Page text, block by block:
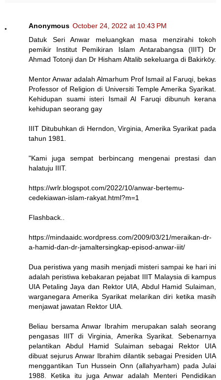
Anonymous October 24, 2022 at 10:43 PM
Datuk Seri Anwar meluangkan masa menzirahi tokoh
pemikir Institut Pemikiran Islam Antarabangsa (IIIT) Dr
Ahmad Totonji dan Dr Hisham Altalib sekeluarga di Bakirköy.
Mentor Anwar adalah Almarhum Prof Ismail al Faruqi, bekas
Professor of Religion di Universiti Temple Amerika Syarikat.
Kehidupan suami isteri Ismail Al Faruqi dibunuh kerana
kehidupan seorang gay
IIIT Ditubuhkan di Herndon, Virginia, Amerika Syarikat pada
tahun 1981.
"Kami juga sempat berbincang mengenai prestasi dan
halatuju IIIT.
https://wrlr.blogspot.com/2022/10/anwar-bertemu-
cedekiawan-islam-rakyat.html?m=1
Flashback..
https://mindaaidc.wordpress.com/2009/03/21/meraikan-dr-
a-hamid-dan-dr-jamaltersingkap-episod-anwar-iiit/
Dua peristiwa yang masih menjadi misteri sampai ke hari ini
adalah peristiwa kebakaran pejabat IIIT Malaysia di kampus
UIA Petaling Jaya dan Rektor UIA, Abdul Hamid Sulaiman,
warganegara Amerika Syarikat melarikan diri ketika masih
menjawat jawatan Rektor UIA.
Beliau bersama Anwar Ibrahim merupakan salah seorang
pengasas IIIT di Virginia, Amerika Syarikat. Sebenarnya
pelantikan Abdul Hamid Sulaiman sebagai Rektor UIA
dibuat sejurus Anwar Ibrahim dilantik sebagai Presiden UIA
menggantikan Tun Hussein Onn (allahyarham) pada Julai
1988. Ketika itu juga Anwar adalah Menteri Pendidikan